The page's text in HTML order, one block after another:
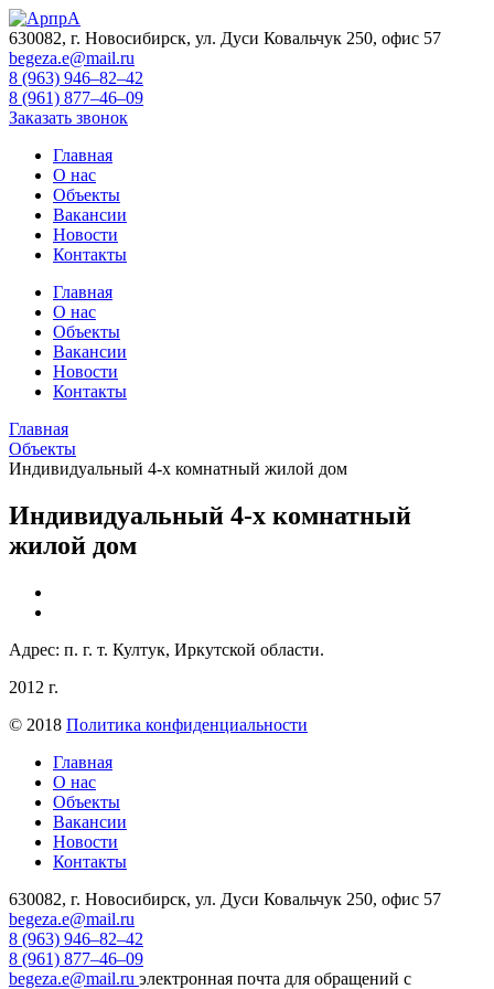
630082, г. Новосибирск, ул. Дуси Ковальчук 250, офис 57
begeza.e@mail.ru
8 (963) 946–82–42
8 (961) 877–46–09
Заказать звонок
Главная
О нас
Объекты
Вакансии
Новости
Контакты
Главная
О нас
Объекты
Вакансии
Новости
Контакты
Главная
Объекты
Индивидуальный 4-х комнатный жилой дом
Индивидуальный 4-х комнатный
жилой дом
Адрес: п. г. т. Култук, Иркутской области.
2012 г.
© 2018 Политика конфиденциальности
Главная
О нас
Объекты
Вакансии
Новости
Контакты
630082, г. Новосибирск, ул. Дуси Ковальчук 250, офис 57
begeza.e@mail.ru
8 (963) 946–82–42
8 (961) 877–46–09
begeza.e@mail.ru электронная почта для обращений с